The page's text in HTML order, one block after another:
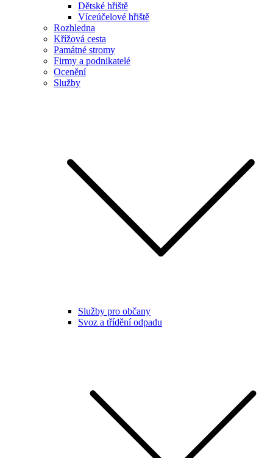
Dětské hřiště
Víceúčelové hřiště
Rozhledna
Křížová cesta
Památné stromy
Firmy a podnikatelé
Ocenění
Služby
Služby pro občany
Svoz a třídění odpadu